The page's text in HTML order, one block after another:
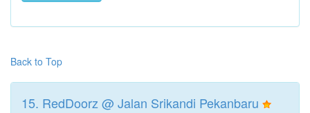
Back to Top
15. RedDoorz @ Jalan Srikandi Pekanbaru